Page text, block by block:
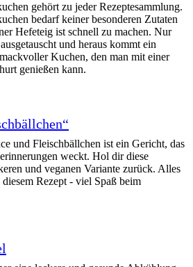
gehört zu jeder Rezeptesammlung.
bedarf keiner besonderen Zutaten
Hefeteig ist schnell zu machen. Nur
und heraus kommt ein
Kuchen, den man mit einer
genießen kann.
und Fleischbällchen ist ein Gericht, das
weckt. Hol dir diese
und veganen Variante zurück. Alles
Rezept - viel Spaß beim